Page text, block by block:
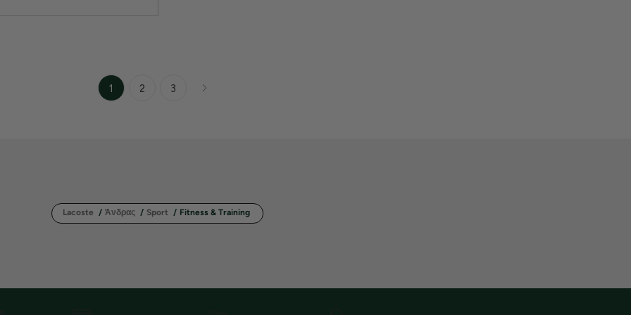
1 2 3
Lacoste / Άνδρας / Sport / Fitness & Training